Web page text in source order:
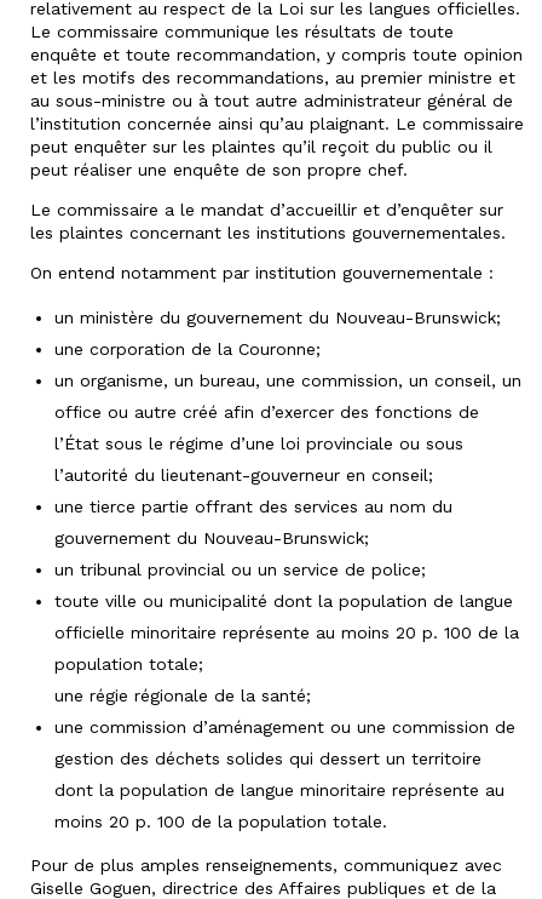
relativement au respect de la Loi sur les langues officielles.
Le commissaire communique les résultats de toute
enquête et toute recommandation, y compris toute opinion
et les motifs des recommandations, au premier ministre et
au sous-ministre ou à tout autre administrateur général de
l’institution concernée ainsi qu’au plaignant. Le commissaire
peut enquêter sur les plaintes qu’il reçoit du public ou il
peut réaliser une enquête de son propre chef.
Le commissaire a le mandat d’accueillir et d’enquêter sur
les plaintes concernant les institutions gouvernementales.
On entend notamment par institution gouvernementale :
un ministère du gouvernement du Nouveau-Brunswick;
une corporation de la Couronne;
un organisme, un bureau, une commission, un conseil, un
office ou autre créé afin d’exercer des fonctions de
l’État sous le régime d’une loi provinciale ou sous
l’autorité du lieutenant-gouverneur en conseil;
une tierce partie offrant des services au nom du
gouvernement du Nouveau-Brunswick;
un tribunal provincial ou un service de police;
toute ville ou municipalité dont la population de langue
officielle minoritaire représente au moins 20 p. 100 de la
population totale;
une régie régionale de la santé;
une commission d’aménagement ou une commission de
gestion des déchets solides qui dessert un territoire
dont la population de langue minoritaire représente au
moins 20 p. 100 de la population totale.
Pour de plus amples renseignements, communiquez avec
Giselle Goguen, directrice des Affaires publiques et de la